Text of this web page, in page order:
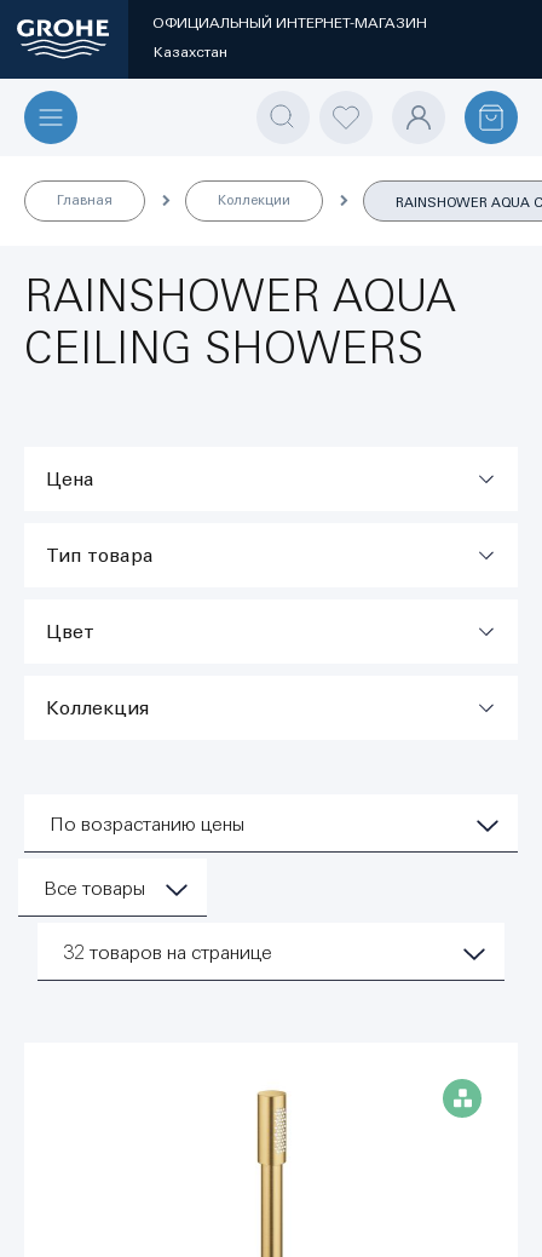
ОФИЦИАЛЬНЫЙ ИНТЕРНЕТ-МАГАЗИН
Казахстан
Главная Коллекции RAINSHOWER AQUA
RAINSHOWER AQUA
CEILING SHOWERS
По возрастанию цены
Все товары
32 товаров на странице
Цена
Тип товара
Цвет
Коллекция